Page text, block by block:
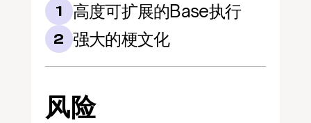
1 高度可扩展的Base执行
2 强大的梗文化
风险